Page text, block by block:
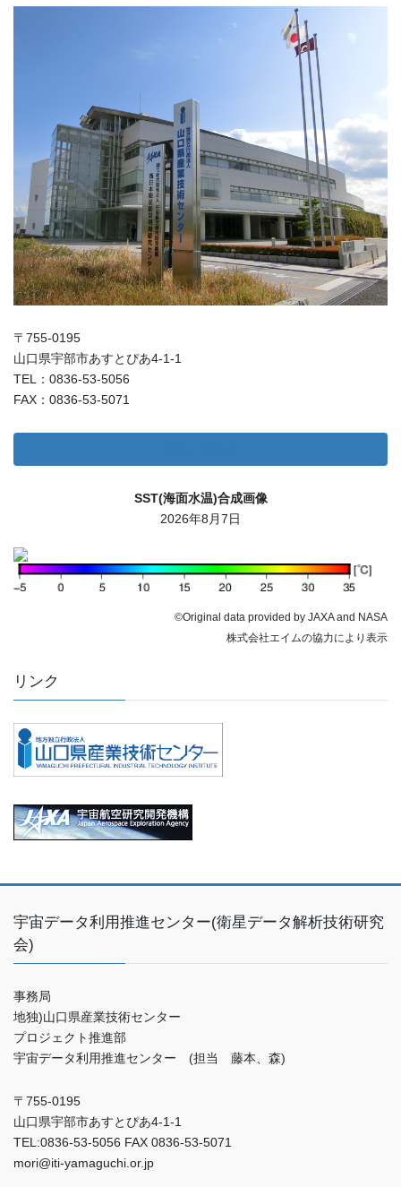
〒755-0195
山口県宇部市あすとぴあ4-1-1
TEL：0836-53-5056
FAX：0836-53-5071
SST(海面水温)合成画像
2026年8月7日
©Original data provided by JAXA and NASA
株式会社エイムの協力により表示
リンク
宇宙データ利用推進センター(衛星データ解析技術研究
会)
事務局
地独)山口県産業技術センター
プロジェクト推進部
宇宙データ利用推進センター (担当 藤本、森)
〒755-0195
山口県宇部市あすとぴあ4-1-1
TEL:0836-53-5056 FAX 0836-53-5071
mori@iti-yamaguchi.or.jp